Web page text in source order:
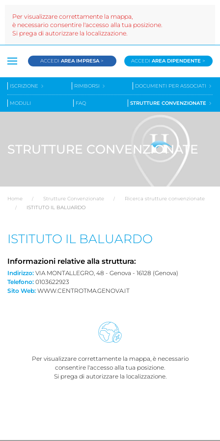
ACCEDIAREA IMPRESA > ACCEDIAREA DIPENDENTE >
ISCRIZIONE RIMBORSI DOCUMENTI PER ASSOCIATI
MODULI FAQ STRUTTURE CONVENZIONATE
STRUTTURE CONVENZIONATE
Home Strutture Convenzionate
Ricerca strutture convenzionate
ISTITUTO IL BALUARDO
ISTITUTO IL BALUARDO
Informazioni relative alla struttura:
Indirizzo: VIA MONTALLEGRO, 48 - Genova - 16128 (Genova)
Telefono: 0103622923
Sito Web: WWW.CENTROTMA.GENOVA.IT
Per visualizzare correttamente la mappa, è necessario
consentire l'accesso alla tua posizione.
Si prega di autorizzare la localizzazione.
Per visualizzare correttamente la mappa,
è necessario consentire l'accesso alla tua posizione.
Si prega di autorizzare la localizzazione.